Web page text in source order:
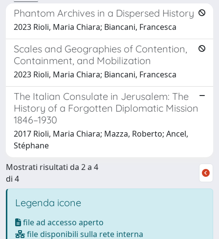
Phantom Archives in a Dispersed History
2023 Rioli, Maria Chiara; Biancani, Francesca
Scales and Geographies of Contention,
Containment, and Mobilization
2023 Rioli, Maria Chiara; Biancani, Francesca
The Italian Consulate in Jerusalem: The
History of a Forgotten Diplomatic Mission
1846–1930
2017 Rioli, Maria Chiara; Mazza, Roberto; Ancel,
Stéphane
Mostrati risultati da 2 a 4
di 4
Legenda icone
file ad accesso aperto
file disponibili sulla rete interna